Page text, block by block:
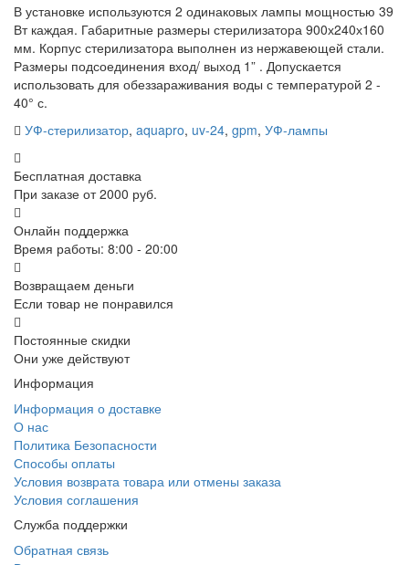
В установке используются 2 одинаковых лампы мощностью 39
Вт каждая. Габаритные размеры стерилизатора 900х240х160
мм. Корпус стерилизатора выполнен из нержавеющей стали.
Размеры подсоединения вход/ выход 1” . Допускается
использовать для обеззараживания воды с температурой 2 -
40° с.
УФ-стерилизатор, aquapro, uv-24, gpm, УФ-лампы
Бесплатная доставка
При заказе от 2000 руб.
Онлайн поддержка
Время работы: 8:00 - 20:00
Возвращаем деньги
Если товар не понравился
Постоянные скидки
Они уже действуют
Информация
Информация о доставке
О нас
Политика Безопасности
Способы оплаты
Условия возврата товара или отмены заказа
Условия соглашения
Служба поддержки
Обратная связь